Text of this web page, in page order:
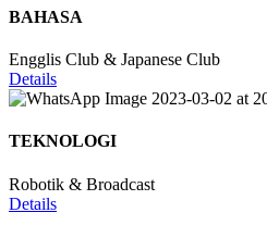
BAHASA
Engglis Club & Japanese Club
Details
TEKNOLOGI
Robotik & Broadcast
Details